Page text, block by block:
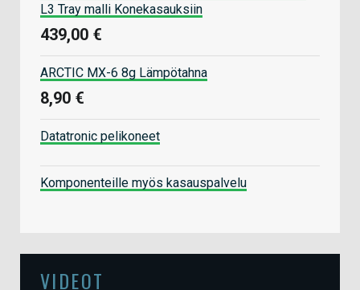
L3 Tray malli Konekasauksiin
439,00 €
ARCTIC MX-6 8g Lämpötahna
8,90 €
Datatronic pelikoneet
Komponenteille myös kasauspalvelu
VIDEOT